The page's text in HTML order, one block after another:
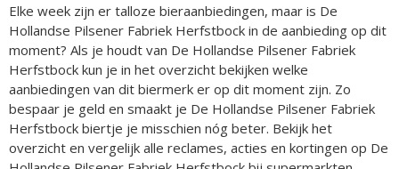
Elke week zijn er talloze bieraanbiedingen, maar is De
Hollandse Pilsener Fabriek Herfstbock in de aanbieding op dit
moment? Als je houdt van De Hollandse Pilsener Fabriek
Herfstbock kun je in het overzicht bekijken welke
aanbiedingen van dit biermerk er op dit moment zijn. Zo
bespaar je geld en smaakt je De Hollandse Pilsener Fabriek
Herfstbock biertje je misschien nóg beter. Bekijk het
overzicht en vergelijk alle reclames, acties en kortingen op De